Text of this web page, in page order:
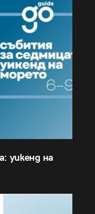
уикенд на